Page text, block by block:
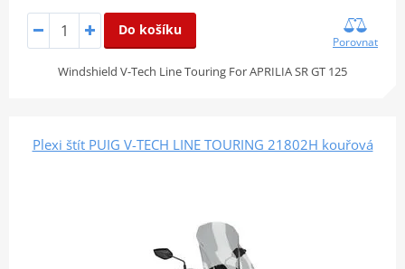
Do košíku
Porovnat
Windshield V-Tech Line Touring For APRILIA SR GT 125
Plexi štít PUIG V-TECH LINE TOURING 21802H kouřová